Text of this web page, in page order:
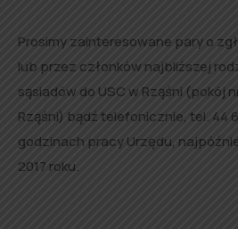
Prosimy zainteresowane pary o
lub przez członków najbliższej
sąsiadów do USC w Rząśni (pokój
Rząśni) bądź telefonicznie, tel. 44
godzinach pracy Urzędu,
2017 roku.